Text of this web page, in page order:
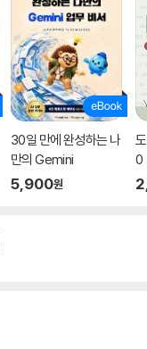
30일 만에 완성하는 나
만의 Gemini
5,900원
0